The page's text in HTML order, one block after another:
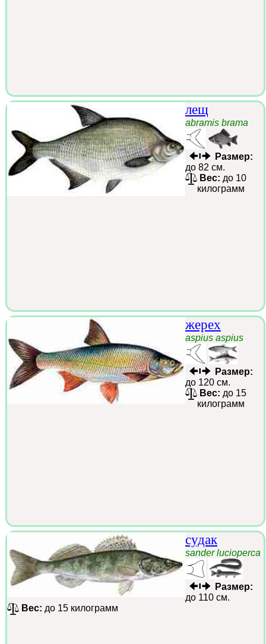
лещ
abramis brama
Размер:
до 82 см.
Вес: до 10
килограмм
жерех
aspius aspius
Размер:
до 120 см.
Вес: до 15
килограмм
судак
sander lucioperca
Размер:
до 110 см.
Вес: до 15 килограмм